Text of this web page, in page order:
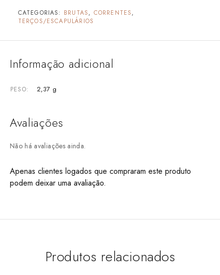
CATEGORIAS: BRUTAS, CORRENTES,
TERÇOS/ESCAPULÁRIOS
Informação adicional
PESO 2,37 g
Avaliações
Não há avaliações ainda.
Apenas clientes logados que compraram este produto
podem deixar uma avaliação.
Produtos relacionados